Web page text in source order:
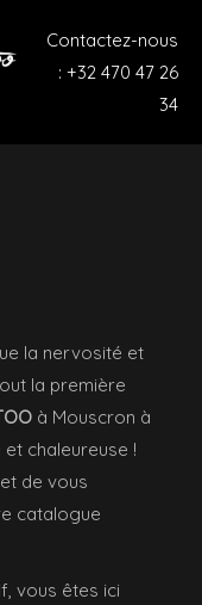
Contactez-nous
: +32 470 47 26
34
la nervosité et
la première
à Mouscron à
chaleureuse !
de vous
catalogue
vous êtes ici